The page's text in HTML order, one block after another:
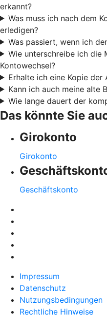
erkannt?
Was muss ich nach dem
erledigen?
Was passiert, wenn ich
Wie unterschreibe ich die
Kontowechsel?
Erhalte ich eine Kopie der
Kann ich auch meine alte
Wie lange dauert der
Das könnte Sie
Girokonto
Girokonto
Geschäftskonto
Impressum
Datenschutz
Nutzungsbedingungen
Rechtliche Hinweise